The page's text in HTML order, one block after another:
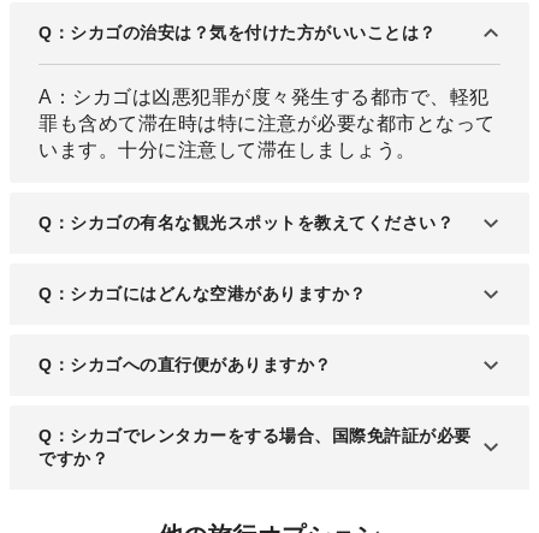
Q：シカゴの治安は？気を付けた方がいいことは？
A：シカゴは凶悪犯罪が度々発生する都市で、軽犯
罪も含めて滞在時は特に注意が必要な都市となって
います。十分に注意して滞在しましょう。
Q：シカゴの有名な観光スポットを教えてください？
A：シカゴの観光スポットとして、アートが楽しめ
Q：シカゴにはどんな空港がありますか？
A：最寄り空港として「シカゴ・オヘア国際空港」
Q：シカゴへの直行便がありますか？
A：成田や羽田からの直行便が出ています。
Q：シカゴでレンタカーをする場合、国際免許証が必要
ですか？
A：レンタカー会社によっては必要な場合がありま